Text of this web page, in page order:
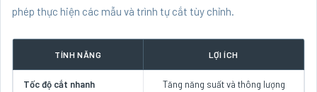
phép thực hiện các mẫu và trình tự cắt tùy chỉnh.
TÍNH NĂNG LỢI ÍCH
Tốc độ cắt nhanh Tăng năng suất và thông lượng